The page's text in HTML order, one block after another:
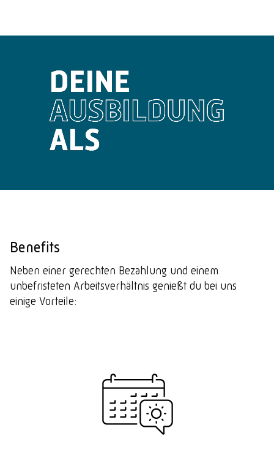
Benefits
Neben einer gerechten Bezahlung und einem
unbefristeten Arbeitsverhältnis genießt du bei uns
einige Vorteile: